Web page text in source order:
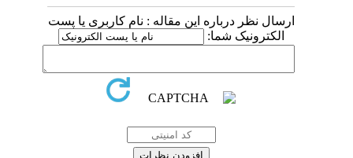
ارسال نظر درباره این مقاله : نام کاربری یا پست
الکترونیک شما: